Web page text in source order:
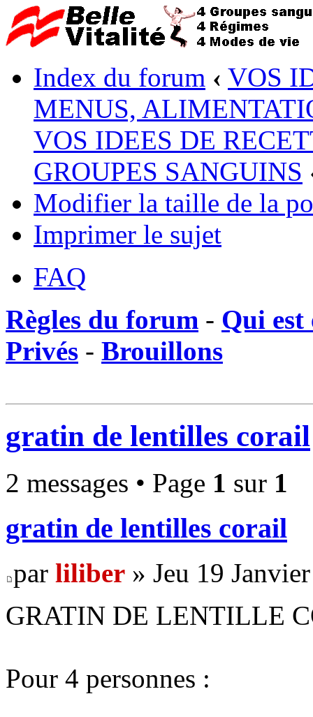
Index du forum ‹ VOS
MENUS,
VOS IDEES DE
GROUPES SANGUINS
Modifier la taille de la
Imprimer le sujet
FAQ
Règles du forum - Qui est
Privés - Brouillons
gratin de lentilles corail
2 messages • Page 1 sur 1
gratin de lentilles corail
par liliber » Jeu 19
GRATIN DE LENTILLE
Pour 4 personnes :